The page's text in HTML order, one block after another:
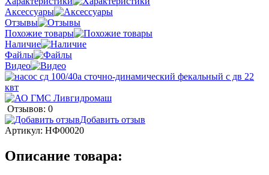
Аксессуары
Отзывы
Похожие товары
Наличие
Файлы
Видео
Отзывов: 0
Добавить отзыв
Артикул: НФ00020
Описание товара: